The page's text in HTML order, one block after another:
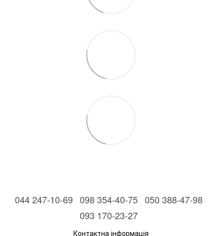
044 247-10-69 098 354-40-75 050 388-47-98
093 170-23-27
Контактна інформація